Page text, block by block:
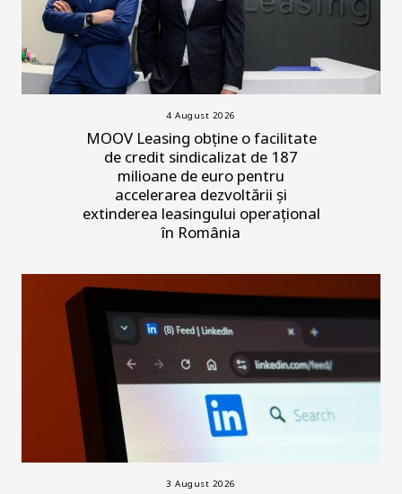
4 August 2026
MOOV Leasing obține o facilitate
de credit sindicalizat de 187
milioane de euro pentru
accelerarea dezvoltării și
extinderea leasingului operațional
în România
3 August 2026